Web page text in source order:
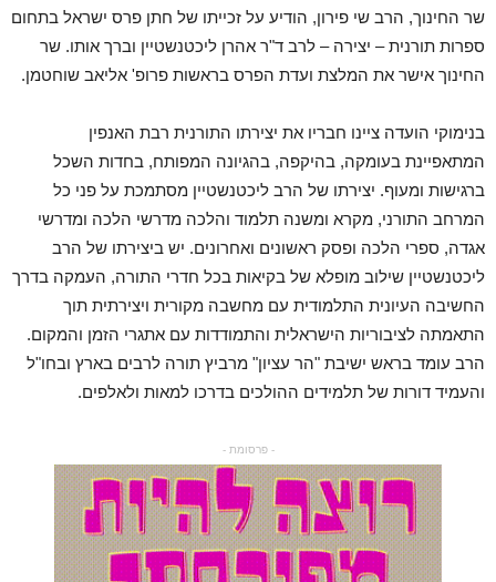
שר החינוך, הרב שי פירון, הודיע על זכייתו של חתן פרס ישראל בתחום
ספרות תורנית – יצירה – לרב ד"ר אהרן ליכטנשטיין וברך אותו. שר
החינוך אישר את המלצת ועדת הפרס בראשות פרופ' אליאב שוחטמן.
בנימוקי הועדה ציינו חבריו את יצירתו התורנית רבת האנפין
המתאפיינת בעומקה, בהיקפה, בהגיונה המפותח, בחדות השכל
ברגישות ומעוף. יצירתו של הרב ליכטנשטיין מסתמכת על פני כל
המרחב התורני, מקרא ומשנה תלמוד והלכה מדרשי הלכה ומדרשי
אגדה, ספרי הלכה ופסק ראשונים ואחרונים. יש ביצירתו של הרב
ליכטנשטיין שילוב מופלא של בקיאות בכל חדרי התורה, העמקה בדרך
החשיבה העיונית התלמודית עם מחשבה מקורית ויצירתית תוך
התאמתה לציבוריות הישראלית והתמודדות עם אתגרי הזמן והמקום.
הרב עומד בראש ישיבת "הר עציון" מרביץ תורה לרבים בארץ ובחו"ל
והעמיד דורות של תלמידים ההולכים בדרכו למאות ולאלפים.
- פרסומת -